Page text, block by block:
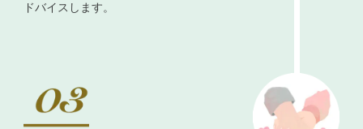
ドバイスします。